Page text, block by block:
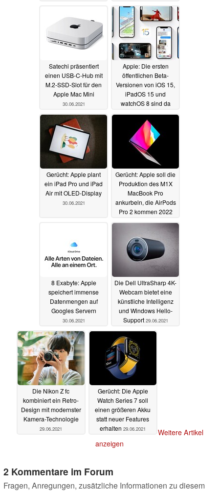
01.07.2021
Satechi präsentiert
einen USB-C-Hub mit
M.2-SSD-Slot für den
Apple Mac Mini
30.06.2021
Apple: Die ersten
öffentlichen Beta-
Versionen von iOS 15,
iPadOS 15 und
watchOS 8 sind da
30.06.2021
Gerücht: Apple plant
ein iPad Pro und iPad
Air mit OLED-Display
30.06.2021
Gerücht: Apple soll die
Produktion des M1X
MacBook Pro
ankurbeln, die AirPods
Pro 2 kommen 2022
30.06.2021
8 Exabyte: Apple
speichert immense
Datenmengen auf
Googles Servern
30.06.2021
Die Dell UltraSharp 4K-
Webcam bietet eine
künstliche Intelligenz
und Windows Hello-
Support 29.06.2021
Die Nikon Z fc
kombiniert ein Retro-
Design mit modernster
Kamera-Technologie
29.06.2021
Gerücht: Die Apple
Watch Series 7 soll
einen größeren Akku
statt neuer Features
erhalten 29.06.2021
Weitere Artikel
anzeigen
2 Kommentare im Forum
Fragen, Anregungen, zusätzliche Informationen zu diesem